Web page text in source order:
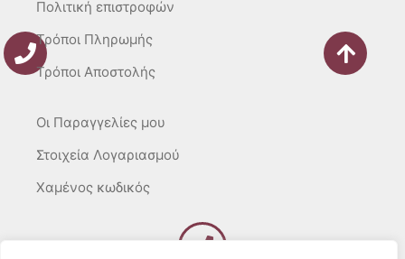
Πολιτική επιστροφών
Τρόποι Πληρωμής
Τρόποι Αποστολής
Οι Παραγγελίες μου
Στοιχεία Λογαριασμού
Χαμένος κωδικός